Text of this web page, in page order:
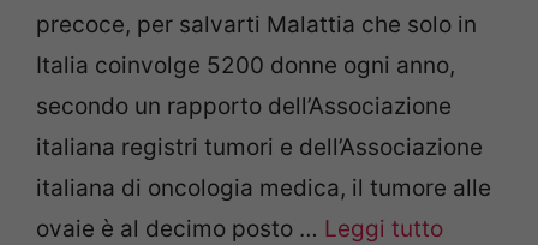
precoce, per salvarti Malattia che solo in
Italia coinvolge 5200 donne ogni anno,
secondo un rapporto dell’Associazione
italiana registri tumori e dell’Associazione
italiana di oncologia medica, il tumore alle
ovaie è al decimo posto … Leggi tutto